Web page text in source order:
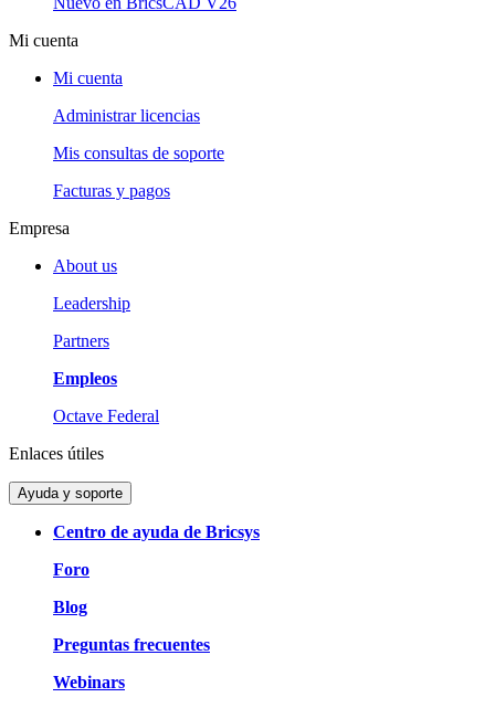
Mi cuenta
Mi cuenta
Administrar licencias
Mis consultas de soporte
Facturas y pagos
Empresa
About us
Leadership
Partners
Empleos
Octave Federal
Enlaces útiles
Ayuda y soporte
Centro de ayuda de Bricsys
Foro
Blog
Preguntas frecuentes
Webinars